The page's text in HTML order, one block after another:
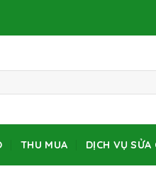
THU MUA DỊCH VỤ SỬA